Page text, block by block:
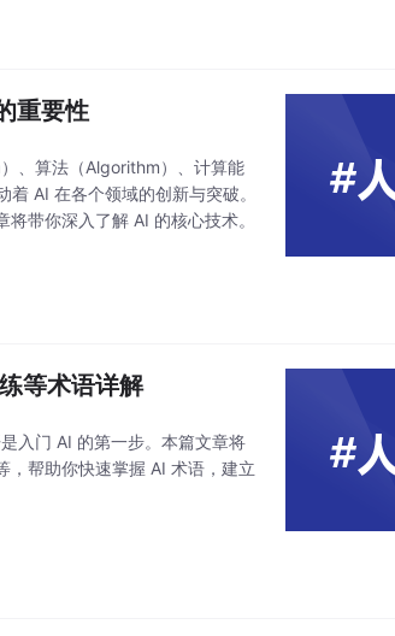
重要性
、算法（Algorithm）、计算能
AI 在各个领域的创新与突破。
带你深入了解 AI 的核心技术。
等术语详解
入门 AI 的第一步。本篇文章将
帮助你快速掌握 AI 术语，建立